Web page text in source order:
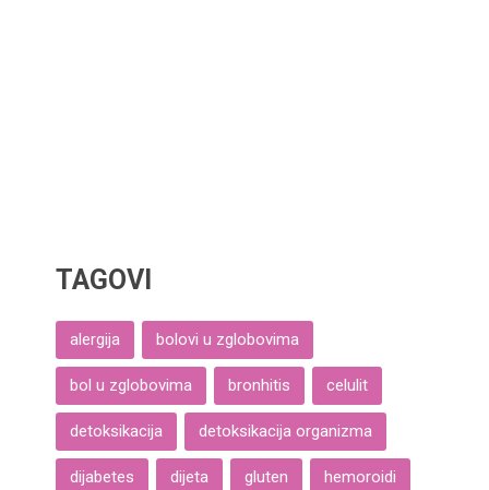
TAGOVI
alergija bolovi u zglobovima
bol u zglobovima bronhitis celulit
detoksikacija detoksikacija organizma
dijabetes dijeta gluten hemoroidi